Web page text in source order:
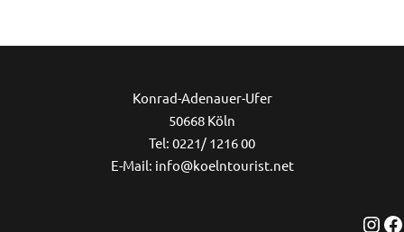
Konrad-Adenauer-Ufer
50668 Köln
Tel: 0221/ 1216 00
E-Mail: info@koelntourist.net